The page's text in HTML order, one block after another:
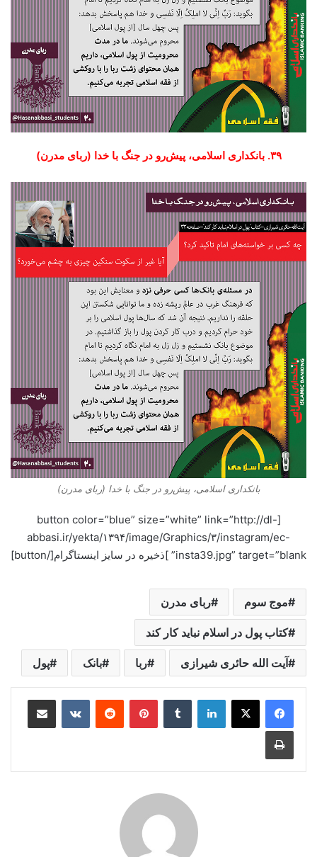
۳۹. بانکداری اسلامی، پیش‌رو در جنگ با خدا (ربای مدرن)
بانکداری اسلامی، پیش‌رو در جنگ با خدا (ربای مدرن)
[button color=”blue” size=”white” link=”http://dl-
abbasi.ir/yekta/۱۳۹۴/image/Graphics/۳/instagram/ec-
insta39.jpg” target=”blank” ]ذخیره در سایز اینستاگرام[/button]
موج سوم ربای مدرن
کتاب پول در اسلام نباید کار کند
آیت الله حائری شیرازی ربا بانک پول
لینکدین ‫تامبلر ‫پین‌ترست‫رددیت ‫VKontakteاشتراک گذاری از طریق ایمیل
چاپ